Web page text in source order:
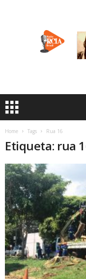
Home Tags Rua 16
Etiqueta: rua